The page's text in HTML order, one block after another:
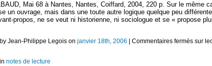
Mai 68 à Nantes, Nantes, Coiffard, 2004, 220 p. Sur le même
un ouvrage, mais dans une toute autre logique quelque peu
propos, ne se veut ni historienne, ni sociologue et se « propose
Jean-Philippe Legois on janvier 18th, 2006 | Commentaires fermés sur
notes de lecture